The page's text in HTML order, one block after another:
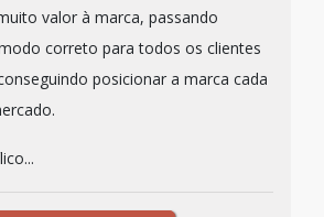
valor à marca, passando
correto para todos os clientes
posicionar a marca cada